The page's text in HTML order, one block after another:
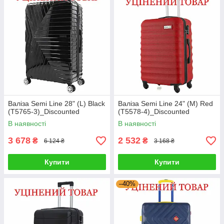
Валіза Semi Line 28" (L) Black
(T5765-3)_Discounted
В наявності
3 678 ₴ 6 124 ₴
Купити
Валіза Semi Line 24" (M) Red
(T5578-4)_Discounted
В наявності
2 532 ₴ 3 168 ₴
Купити
–40%